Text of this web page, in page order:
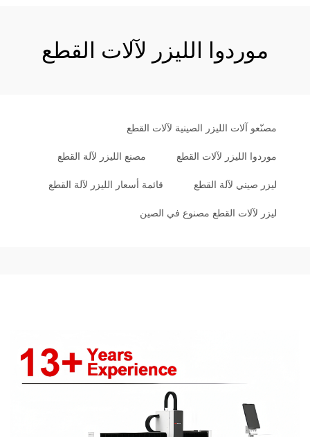
موردوا الليزر لآلات القطع
مصنّعو آلات الليزر الصينية لآلات القطع
موردوا الليزر لآلات القطع مصنع الليزر لآلة القطع
ليزر صيني لآلة القطع قائمة أسعار الليزر لآلة القطع
ليزر لآلات القطع مصنوع في الصين